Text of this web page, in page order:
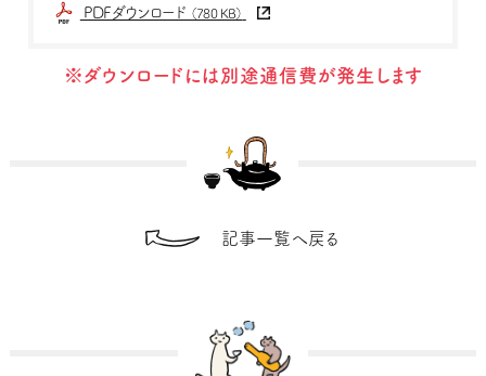
PDFダウンロード （780 KB）
※ダウンロードには別途通信費が発生します
記事一覧へ戻る